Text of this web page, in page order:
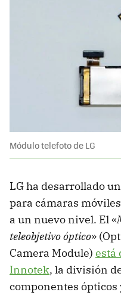
Módulo telefoto de LG
LG ha desarrollado
para cámaras
a un nuevo nivel. El «
teleobjetivo óptico»
Camera Module) está
Innotek, la división
componentes ópticos